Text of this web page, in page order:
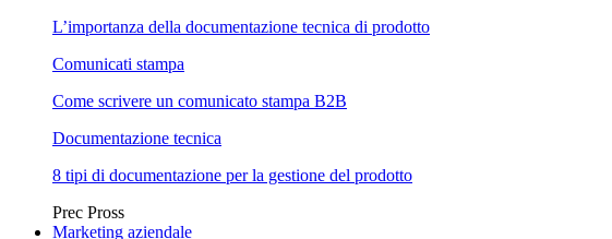
L’importanza della documentazione tecnica di prodotto
Comunicati stampa
Come scrivere un comunicato stampa B2B
Documentazione tecnica
8 tipi di documentazione per la gestione del prodotto
Prec Pross
Marketing aziendale